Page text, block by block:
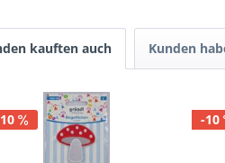
kauften auch Kunden
-10